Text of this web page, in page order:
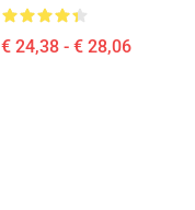
€ 24,38 - € 28,06